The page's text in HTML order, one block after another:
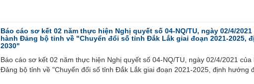
Báo cáo sơ kết 02 năm thực hiện Nghị quyết số 04-NQ/TU, ngày 02/4/2021
hành Đảng bộ tỉnh về "Chuyển đổi số tỉnh Đắk Lắk giai đoạn 2021-2025,
2030"
Báo cáo sơ kết 02 năm thực hiện Nghị quyết số 04-NQ/TU, ngày 02/4/2021 của
Đảng bộ tỉnh về "Chuyển đổi số tỉnh Đắk Lắk giai đoạn 2021-2025, định hướng